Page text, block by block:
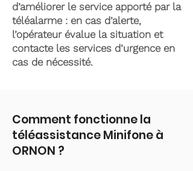
d’améliorer le service apporté par la
téléalarme : en cas d’alerte,
l’opérateur évalue la situation et
contacte les services d’urgence en
cas de nécessité.
Comment fonctionne la
téléassistance Minifone à
ORNON ?